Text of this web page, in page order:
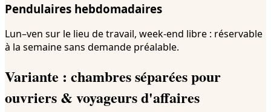
Pendulaires hebdomadaires
Lun–ven sur le lieu de travail, week-end libre : réservable
à la semaine sans demande préalable.
Variante : chambres séparées pour
ouvriers & voyageurs d'affaires